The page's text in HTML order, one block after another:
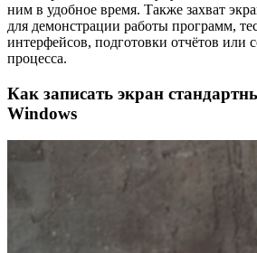
ним в удобное время. Также захват
для демонстрации работы программ,
интерфейсов, подготовки отчётов или
процесса.
Как записать экран
Windows